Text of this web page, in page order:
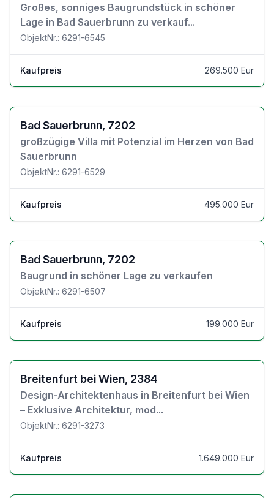
Großes, sonniges Baugrundstück in schöner
Lage in Bad Sauerbrunn zu verkauf...
ObjektNr.: 6291-6545
Kaufpreis 269.500 Eur
Zu den Objektdetails
Bad Sauerbrunn, 7202
großzügige Villa mit Potenzial im Herzen von Bad
Sauerbrunn
ObjektNr.: 6291-6529
Kaufpreis 495.000 Eur
Zu den Objektdetails
Bad Sauerbrunn, 7202
Baugrund in schöner Lage zu verkaufen
ObjektNr.: 6291-6507
Kaufpreis 199.000 Eur
Zu den Objektdetails
Breitenfurt bei Wien, 2384
Design-Architektenhaus in Breitenfurt bei Wien
– Exklusive Architektur, mod...
ObjektNr.: 6291-3273
Kaufpreis 1.649.000 Eur